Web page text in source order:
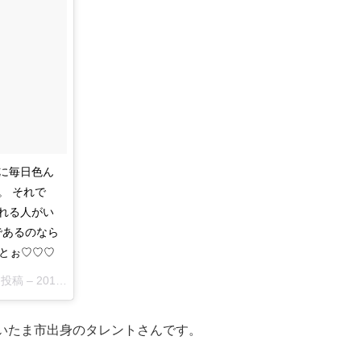
毎日色ん
それで
る人がい
るのなら
とぉ♡♡♡‬
稿 – 2017 5月 27 12:54午後 PDT
たま市出身のタレントさんです。